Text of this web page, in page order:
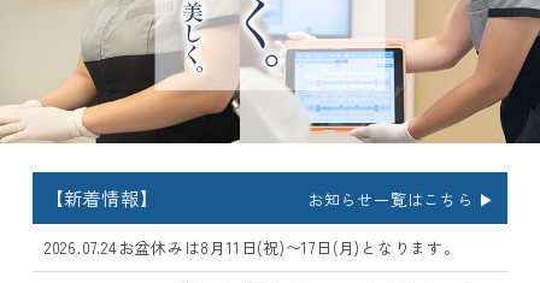
【新着情報】 お知らせ一覧はこちら ▶︎
2026.07.24お盆休みは8月11日(祝)〜17日(月)となります。